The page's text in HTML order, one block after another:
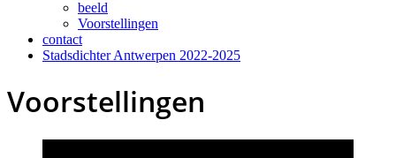
beeld
Voorstellingen
contact
Stadsdichter Antwerpen 2022-2025
Voorstellingen